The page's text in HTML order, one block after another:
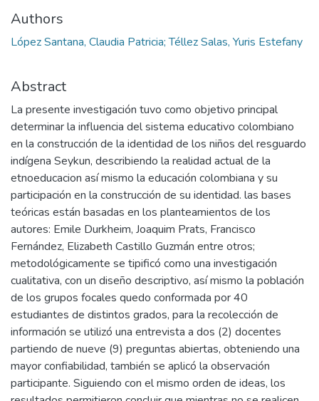
Authors
López Santana, Claudia Patricia; Téllez Salas, Yuris Estefany
Abstract
La presente investigación tuvo como objetivo principal
determinar la influencia del sistema educativo colombiano
en la construcción de la identidad de los niños del resguardo
indígena Seykun, describiendo la realidad actual de la
etnoeducacion así mismo la educación colombiana y su
participación en la construcción de su identidad. las bases
teóricas están basadas en los planteamientos de los
autores: Emile Durkheim, Joaquim Prats, Francisco
Fernández, Elizabeth Castillo Guzmán entre otros;
metodológicamente se tipificó como una investigación
cualitativa, con un diseño descriptivo, así mismo la población
de los grupos focales quedo conformada por 40
estudiantes de distintos grados, para la recolección de
información se utilizó una entrevista a dos (2) docentes
partiendo de nueve (9) preguntas abiertas, obteniendo una
mayor confiabilidad, también se aplicó la observación
participante. Siguiendo con el mismo orden de ideas, los